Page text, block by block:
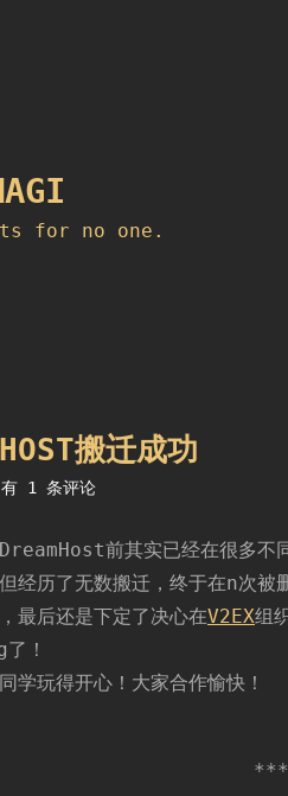
for no one.
搬迁成功
DreamHost
成
功
有 1 条评论
DreamHost前其实已经在很
经历了无数搬迁，终于在n次
最后还是下定了决心在V2EX组
！
学玩得开心！大家合作愉快！